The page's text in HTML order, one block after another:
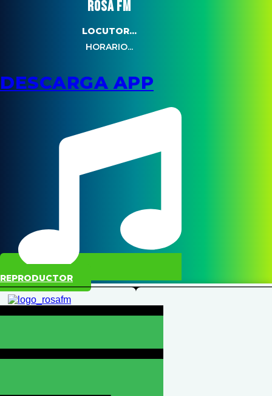
ROSA FM
LOCUTOR...
HORARIO...
DESCARGA APP
REPRODUCTOR